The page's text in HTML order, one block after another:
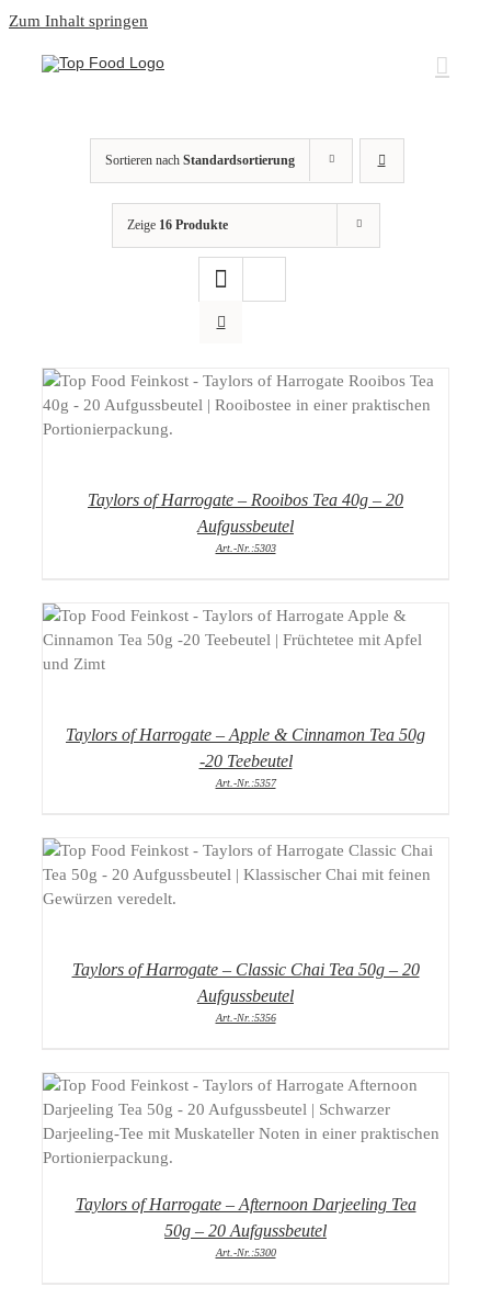
Zum Inhalt springen
Sortieren nach Standardsortierung
Zeige 16 Produkte
DETAILS
Taylors of Harrogate – Rooibos Tea 40g – 20
Aufgussbeutel
Art.-Nr.:5303
DETAILS
Taylors of Harrogate – Apple & Cinnamon Tea 50g
-20 Teebeutel
Art.-Nr.:5357
DETAILS
Taylors of Harrogate – Classic Chai Tea 50g – 20
Aufgussbeutel
Art.-Nr.:5356
DETAILS
Taylors of Harrogate – Afternoon Darjeeling Tea
50g – 20 Aufgussbeutel
Art.-Nr.:5300